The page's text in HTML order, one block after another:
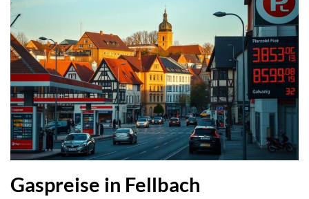
Gaspreise in Fellbach